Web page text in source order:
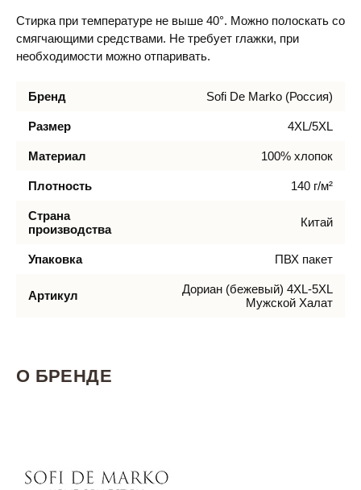
Стирка при температуре не выше 40°. Можно полоскать со
смягчающими средствами. Не требует глажки, при
необходимости можно отпаривать.
Бренд Sofi De Marko (Россия)
Размер 4XL/5XL
Материал 100% хлопок
Плотность 140 г/м²
Страна
производства
Китай
Упаковка ПВХ пакет
Артикул
Дориан (бежевый) 4XL-5XL
Мужской Халат
О БРЕНДЕ